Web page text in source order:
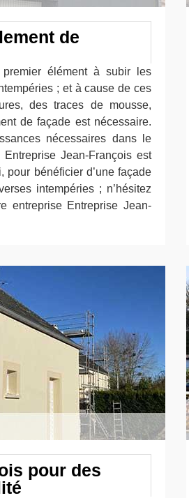
de
élément à subir les
; et à cause de ces
des traces de mousse,
de façade est nécessaire.
nécessaires dans le
Jean-François est
pour bénéficier d’une façade
intempéries ; n’hésitez
entreprise Entreprise Jean-
pour des